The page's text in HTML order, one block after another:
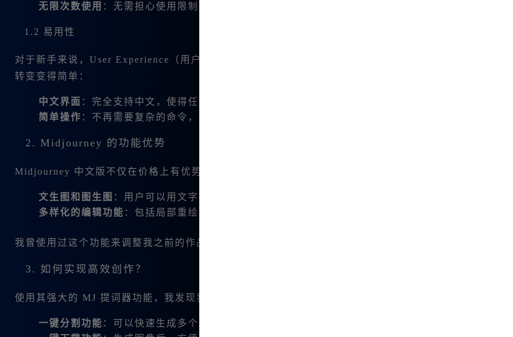
无限次数使用 ：无需担心使用限制，尽情创作。
1.2 易用性
对于新手来说，User Experience（用户体验）是非常关键的。Midjourney 中文版独特的设计使得从新手
转变变得简单：
中文界面 ：完全支持中文，使得任何人都可以轻松上手。
简单操作 ：不再需要复杂的命令，直达创作的乐趣。
2. Midjourney 的功能优势
Midjourney 中文版不仅在价格上有优势，它还给予用户强大的功能：
文生图和图生图 ：用户可以用文字描述生成图像，也可以对已有的图像进行修改。
多样化的编辑功能 ：包括局部重绘、微调、变幻、扩图等，让你的创作更加自由。
我曾使用过这个功能来调整我之前的作品，效果出乎意料的好。
3. 如何实现高效创作？
使用其强大的 MJ 提词器功能，我发现我的创作流程变得更加高效。以下是我使用时的几个小贴士：
一键分割功能 ：可以快速生成多个版本，便于对比选择。